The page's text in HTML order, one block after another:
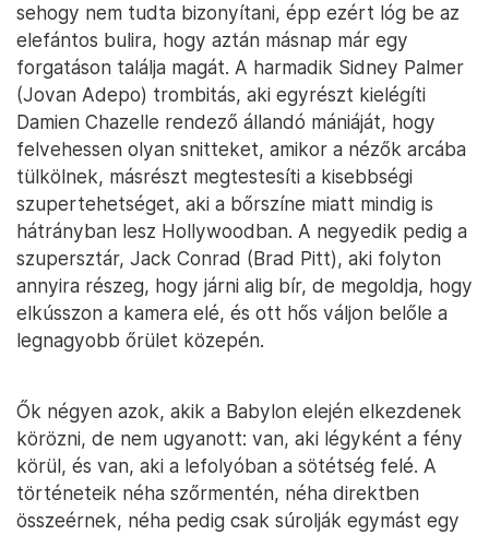
sehogy nem tudta bizonyítani, épp ezért lóg be az
elefántos bulira, hogy aztán másnap már egy
forgatáson találja magát. A harmadik Sidney Palmer
(Jovan Adepo) trombitás, aki egyrészt kielégíti
Damien Chazelle rendező állandó mániáját, hogy
felvehessen olyan snitteket, amikor a nézők arcába
tülkölnek, másrészt megtestesíti a kisebbségi
szupertehetséget, aki a bőrszíne miatt mindig is
hátrányban lesz Hollywoodban. A negyedik pedig a
szupersztár, Jack Conrad (Brad Pitt), aki folyton
annyira részeg, hogy járni alig bír, de megoldja, hogy
elkússzon a kamera elé, és ott hős váljon belőle a
legnagyobb őrület közepén.
Ők négyen azok, akik a Babylon elején elkezdenek
körözni, de nem ugyanott: van, aki légyként a fény
körül, és van, aki a lefolyóban a sötétség felé. A
történeteik néha szőrmentén, néha direktben
összeérnek, néha pedig csak súrolják egymást egy